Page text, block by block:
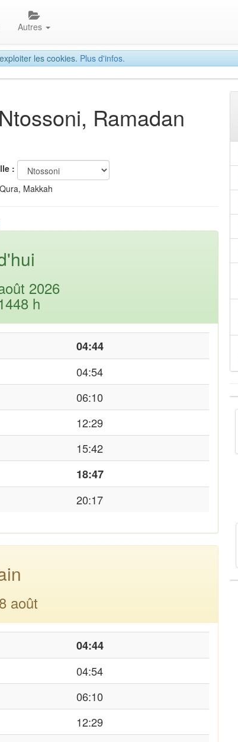
les cookies. Plus d'infos.
Autres
Ramadan
:
Makkah
2026
h
04:44
04:54
06:10
12:29
15:42
18:47
20:17
août
04:44
04:54
06:10
12:29